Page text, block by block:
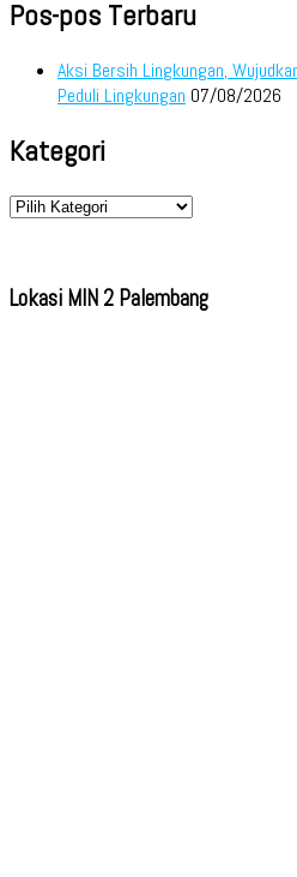
Pos-pos Terbaru
Aksi Bersih Lingkungan,
Peduli Lingkungan 07/08/2026
Kategori
Kategori
Lokasi MIN 2 Palembang